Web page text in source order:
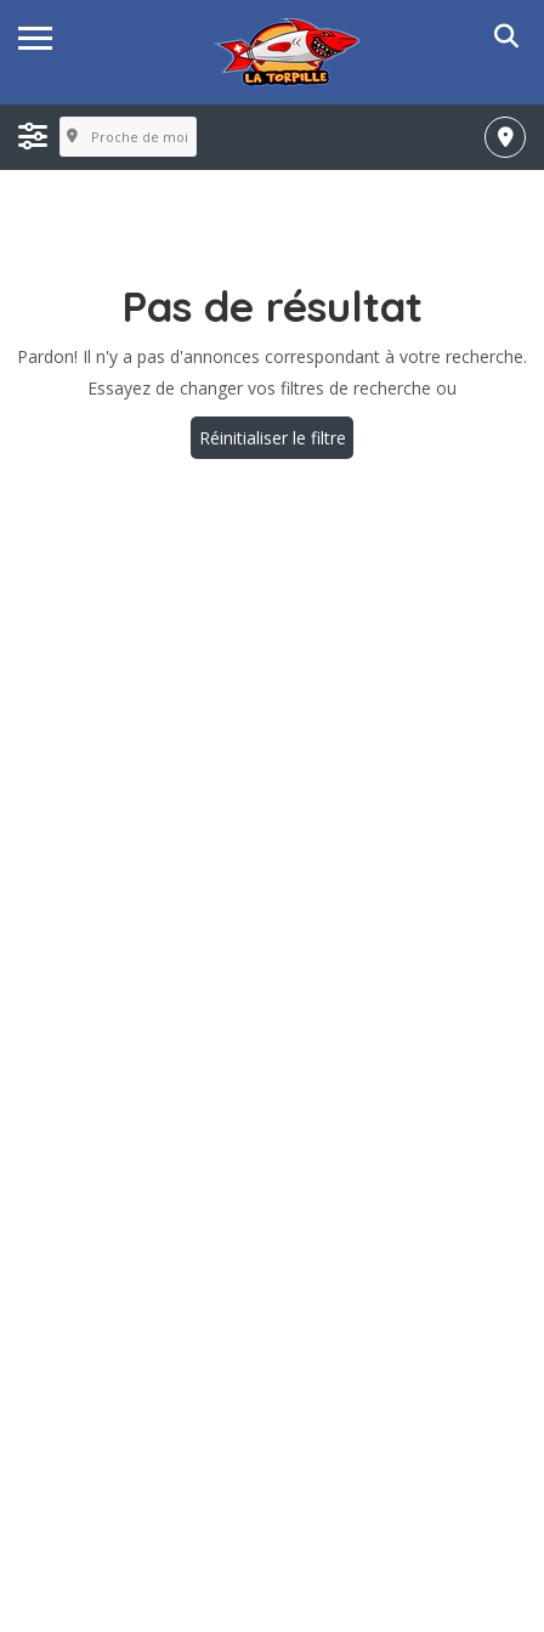
Proche de moi
Pas de résultat
Pardon! Il n'y a pas d'annonces correspondant à votre recherche.
Essayez de changer vos filtres de recherche ou
Réinitialiser le filtre